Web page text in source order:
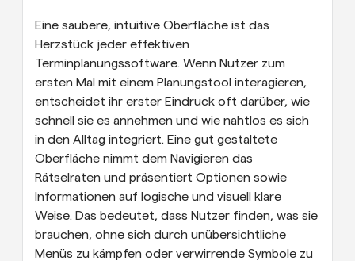
Eine saubere, intuitive Oberfläche ist das
Herzstück jeder effektiven
Terminplanungssoftware. Wenn Nutzer zum
ersten Mal mit einem Planungstool interagieren,
entscheidet ihr erster Eindruck oft darüber, wie
schnell sie es annehmen und wie nahtlos es sich
in den Alltag integriert. Eine gut gestaltete
Oberfläche nimmt dem Navigieren das
Rätselraten und präsentiert Optionen sowie
Informationen auf logische und visuell klare
Weise. Das bedeutet, dass Nutzer finden, was sie
brauchen, ohne sich durch unübersichtliche
Menüs zu kämpfen oder verwirrende Symbole zu